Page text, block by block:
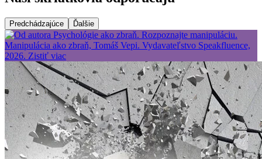
Predchádzajúce Ďalšie